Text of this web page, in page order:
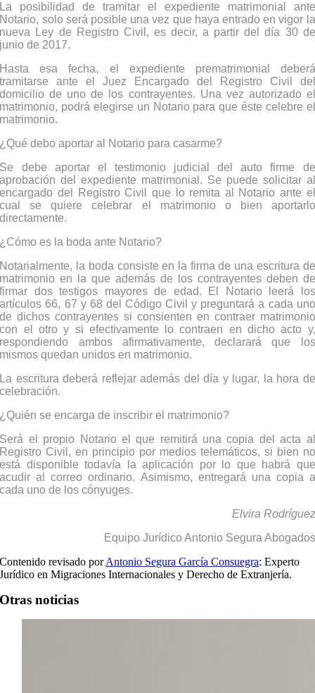
La posibilidad de tramitar el expediente matrimonial ante
Notario, solo será posible una vez que haya entrado en vigor la
nueva Ley de Registro Civil, es decir, a partir del día 30 de
junio de 2017.
Hasta esa fecha, el expediente prematrimonial deberá
tramitarse ante el Juez Encargado del Registro Civil del
domicilio de uno de los contrayentes. Una vez autorizado el
matrimonio, podrá elegirse un Notario para que éste celebre el
matrimonio.
¿Qué debo aportar al Notario para casarme?
Se debe aportar el testimonio judicial del auto firme de
aprobación del expediente matrimonial. Se puede solicitar al
encargado del Registro Civil que lo remita al Notario ante el
cual se quiere celebrar el matrimonio o bien aportarlo
directamente.
¿Cómo es la boda ante Notario?
Notarialmente, la boda consiste en la firma de una escritura de
matrimonio en la que además de los contrayentes deben de
firmar dos testigos mayores de edad. El Notario leerá los
artículos 66, 67 y 68 del Código Civil y preguntará a cada uno
de dichos contrayentes si consienten en contraer matrimonio
con el otro y si efectivamente lo contraen en dicho acto y,
respondiendo ambos afirmativamente, declarará que los
mismos quedan unidos en matrimonio.
La escritura deberá reflejar además del día y lugar, la hora de
celebración.
¿Quién se encarga de inscribir el matrimonio?
Será el propio Notario el que remitirá una copia del acta al
Registro Civil, en principio por medios telemáticos, si bien no
está disponible todavía la aplicación por lo que habrá que
acudir al correo ordinario. Asimismo, entregará una copia a
cada uno de los cónyuges.
Elvira Rodríguez
Equipo Jurídico Antonio Segura Abogados
Contenido revisado porAntonio Segura García Consuegra: Experto
Jurídico en Migraciones Internacionales y Derecho de Extranjería.
Otras noticias